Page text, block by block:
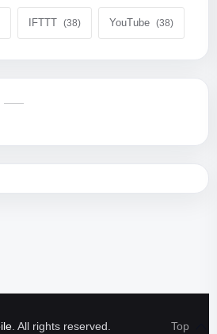
IFTTT YouTube
. All rights reserved.